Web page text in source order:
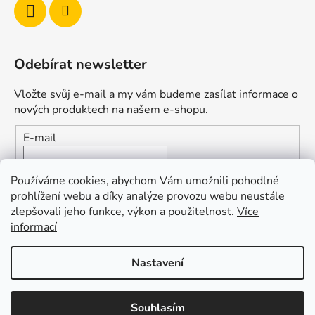
Používáme cookies, abychom Vám umožnili pohodlné
prohlížení webu a díky analýze provozu webu neustále
zlepšovali jeho funkce, výkon a použitelnost. Více
informací
Nastavení
Souhlasím
Odebírat newsletter
Vložte svůj e-mail a my vám budeme zasílat informace o
nových produktech na našem e-shopu.
E-mail
Vložením e-mailu souhlasíte s
podmínkami ochrany
osobních údajů
PŘIHLÁSIT SE
Vytvořil Shoptet
Duofishing. Všechna práva vyhrazena.